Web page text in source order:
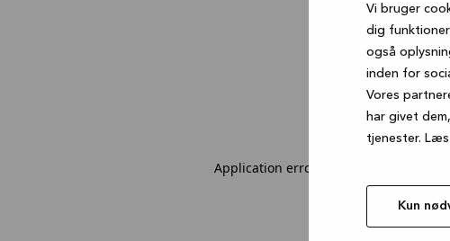
Vi bruger
dig
også
inden for
Vores
har givet
tjenester. Læs
Kun
Application error: a client-side